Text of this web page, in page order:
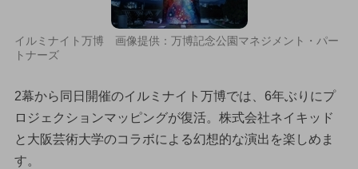
イルミナイト万博 画像提供：万博記念公園マネジメント・パー
トナーズ
2幕から同日開催のイルミナイト万博では、6年ぶりにプ
ロジェクションマッピングが復活。株式会社ネイキッド
と大阪芸術大学のコラボによる幻想的な演出を楽しめま
す。